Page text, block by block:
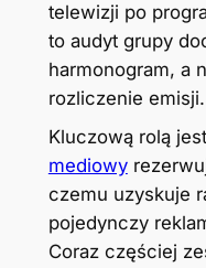
telewizji po
to audyt grupy
harmonogram, a
rozliczenie emisji.
Kluczową rolą
mediowy
czemu uzyskuje
pojedynczy
Coraz częściej